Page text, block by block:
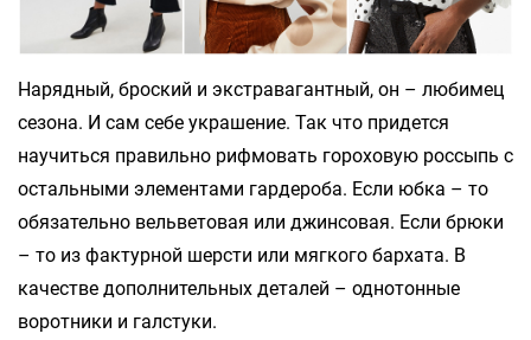
Нарядный, броский и экстравагантный, он – любимец
сезона. И сам себе украшение. Так что придется
научиться правильно рифмовать гороховую россыпь с
остальными элементами гардероба. Если юбка – то
обязательно вельветовая или джинсовая. Если брюки
– то из фактурной шерсти или мягкого бархата. В
качестве дополнительных деталей – однотонные
воротники и галстуки.